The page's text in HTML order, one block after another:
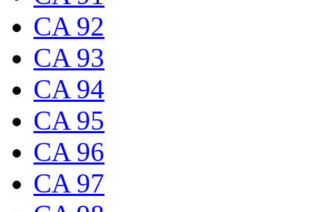
CA 92
CA 93
CA 94
CA 95
CA 96
CA 97